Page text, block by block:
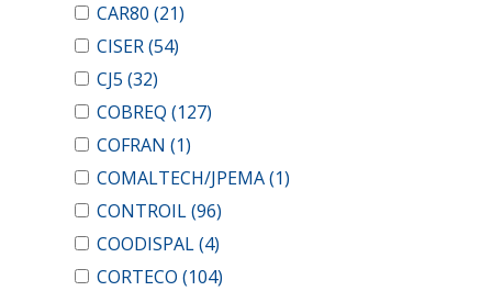
CAR80 (21)
CISER(54)
CJ5 (32)
COBREQ (127)
COFRAN (1)
COMALTECH/JPEMA(1)
CONTROIL(96)
COODISPAL(4)
CORTECO (104)